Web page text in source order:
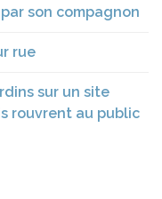
son compagnon
rue
sur un site
rouvrent au public